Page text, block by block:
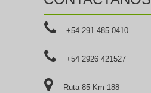
+54 291 485 0410
+54 2926 421527
Ruta 85 Km 188